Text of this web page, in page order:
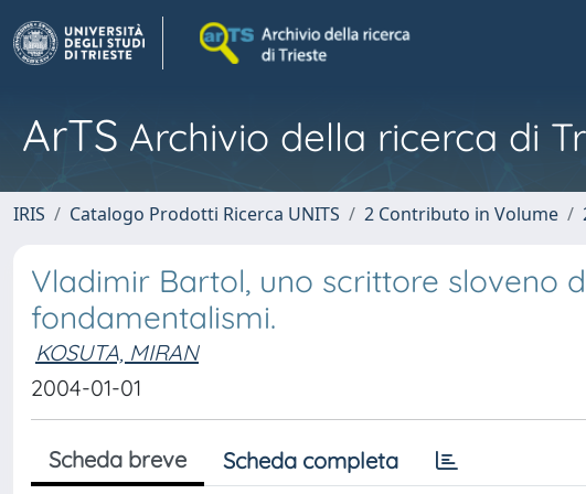
ArTS Archivio della ricerca di
IRIS Catalogo Prodotti Ricerca UNITS 2 Contributo in Volume
Vladimir Bartol, uno scrittore sloveno
fondamentalismi.
KOSUTA, MIRAN
2004-01-01
Scheda breve Scheda completa